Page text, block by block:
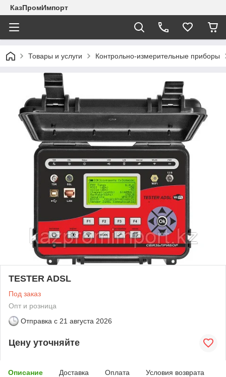
КазПромИмпорт
Товары и услуги Контрольно-измерительные приборы
TESTER ADSL
Под заказ
Опт и розница
Отправка с 21 августа 2026
Цену уточняйте
Описание Доставка Оплата Условия возврата